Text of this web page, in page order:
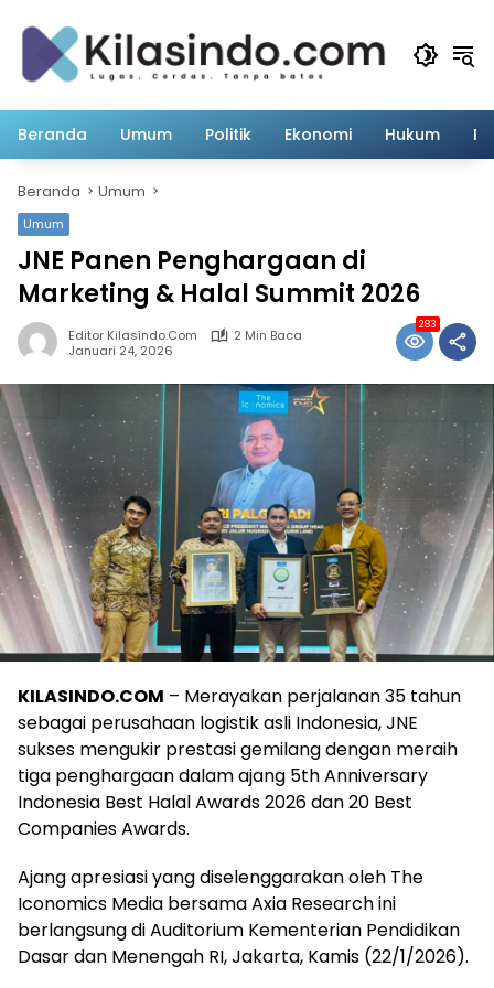
Beranda Umum Politik Ekonomi Hukum
Beranda Umum
Umum
JNE Panen Penghargaan di
Marketing & Halal Summit 2026
Editor Kilasindo.com
2 Min Baca
Januari 24, 2026
283
KILASINDO.COM – Merayakan perjalanan 35 tahun
sebagai perusahaan logistik asli Indonesia, JNE
sukses mengukir prestasi gemilang dengan meraih
tiga penghargaan dalam ajang 5th Anniversary
Indonesia Best Halal Awards 2026 dan 20 Best
Companies Awards.
Ajang apresiasi yang diselenggarakan oleh The
Iconomics Media bersama Axia Research ini
berlangsung di Auditorium Kementerian Pendidikan
Dasar dan Menengah RI, Jakarta, Kamis (22/1/2026).